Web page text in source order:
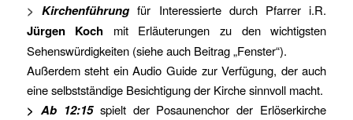
> Kirchenführungfür Interessierte durchPfarrer i.R.
Jürgen Koch mit Erläuterungen zu den wichtigsten
Sehenswürdigkeiten (siehe auch Beitrag „Fenster“).
Außerdem steht ein Audio Guide zur Verfügung, der auch
eine selbstständige Besichtigung der Kirche sinnvoll macht.
> Ab 12:15spielt der Posaunenchor der Erlöserkirche